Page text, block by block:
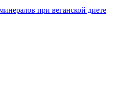
при веганской диете